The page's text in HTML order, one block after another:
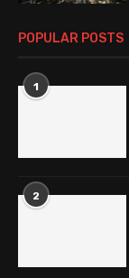
POPULAR POSTS
1
2